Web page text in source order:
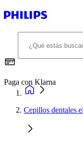
Paga con Klarna
Cepillos dentales